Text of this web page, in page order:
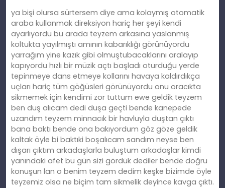
ya bişi olursa sürtersem diye ama kolaymış otomatik
araba kullanmak direksiyon hariç her şeyi kendi
ayarlıyordu bu arada teyzem arkasına yaslanmış
koltukta yayılmıştı amının kabarıklığı görünüyordu
yarrağım yine kazık gibi olmuştubacaklarını aralayıp
kapıyordu hızlı bir müzik açtı başladı oturduğu yerde
tepinmeye dans etmeye kollarını havaya kaldırdıkça
uçları hariç tüm göğüsleri görünüyordu onu oracıkta
sikmemek için kendimi zor tuttum ewe geldik teyzem
ben duş alıcam dedi duşa geçti bende kanepede
uzandım teyzem minnacık bir havluyla duştan çıktı
bana baktı bende ona bakıyordum göz göze geldik
kaltak öyle bi baktıki boşalıcam sandım neyse ben
dışarı çıktım arkadaşlarla buluştum arkadaşlar kimdi
yanındaki afet bu gün sizi gördük dediler bende doğru
konuşun lan o benim teyzem dedim keşke bizimde öyle
teyzemiz olsa ne biçim tam sikmelik deyince kavga çıktı.